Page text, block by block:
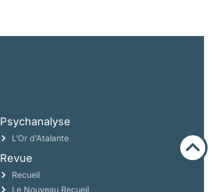
Psychanalyse
L’Or d’Atalante
Revue
Recueil
Le Nouveau Recueil